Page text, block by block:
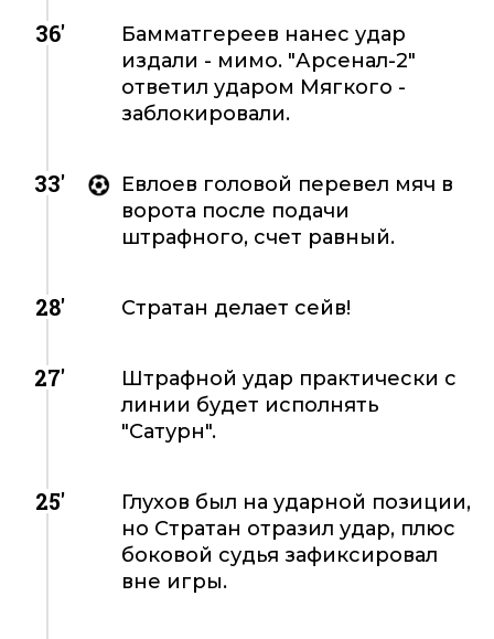
36'
Бамматгереев нанес удар
издали - мимо. "Арсенал-2"
ответил ударом Мягкого -
заблокировали.
33'
Евлоев головой перевел мяч в
ворота после подачи
штрафного, счет равный.
28' Стратан делает сейв!
27'
Штрафной удар практически с
линии будет исполнять
"Сатурн".
25'
Глухов был на ударной позиции,
но Стратан отразил удар, плюс
боковой судья зафиксировал
вне игры.